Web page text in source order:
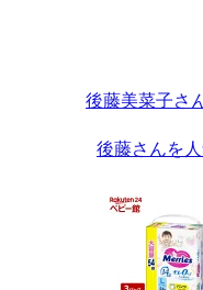
後藤美菜子さ
後藤さんを